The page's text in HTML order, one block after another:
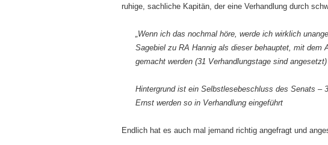
ruhige, sachliche Kapitän, der eine Verhandlung durch
„Wenn ich das nochmal höre, werde ich wirklich
Sagebiel zu RA Hannig als dieser behauptet, mit dem
gemacht werden (31 Verhandlungstage sind angesetzt)
Hintergrund ist ein Selbstlesebeschluss des Senats –
Ernst werden so in Verhandlung eingeführt
Endlich hat es auch mal jemand richtig angefragt und